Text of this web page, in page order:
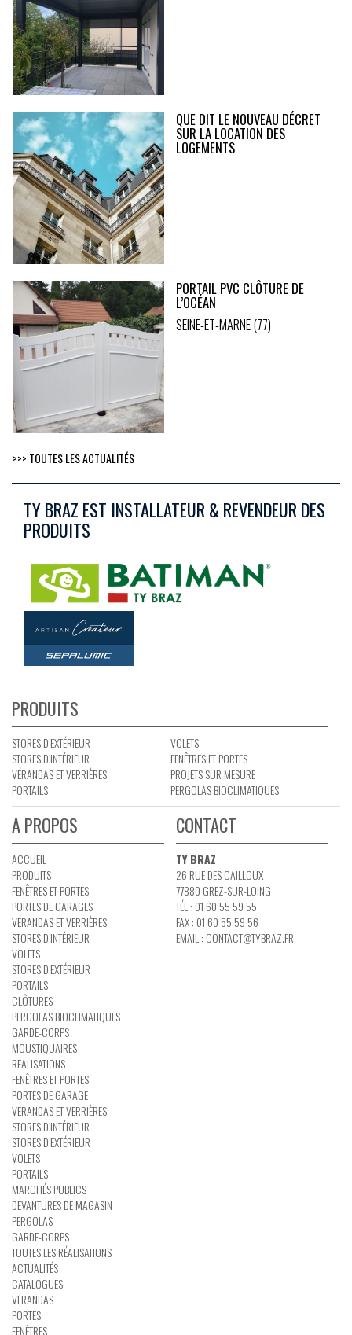
QUE DIT LE NOUVEAU DÉCRET
SUR LA LOCATION DES
LOGEMENTS
PORTAIL PVC CLÔTURE DE
L’OCÉAN
SEINE-ET-MARNE (77)
>>> TOUTES LES ACTUALITÉS
TY BRAZ EST INSTALLATEUR & REVENDEUR DES
PRODUITS
PRODUITS
STORES D’EXTÉRIEUR
STORES D’INTÉRIEUR
VÉRANDAS ET VERRIÈRES
PORTAILS
VOLETS
FENÊTRES ET PORTES
PROJETS SUR MESURE
PERGOLAS BIOCLIMATIQUES
A PROPOS
ACCUEIL
PRODUITS
FENÊTRES ET PORTES
PORTES DE GARAGES
VÉRANDAS ET VERRIÈRES
STORES D’INTÉRIEUR
VOLETS
STORES D’EXTÉRIEUR
PORTAILS
CLÔTURES
PERGOLAS BIOCLIMATIQUES
GARDE-CORPS
MOUSTIQUAIRES
RÉALISATIONS
FENÊTRES ET PORTES
PORTES DE GARAGE
VERANDAS ET VERRIÈRES
STORES D’INTÉRIEUR
STORES D’EXTÉRIEUR
VOLETS
PORTAILS
MARCHÉS PUBLICS
DEVANTURES DE MAGASIN
PERGOLAS
GARDE-CORPS
TOUTES LES RÉALISATIONS
ACTUALITÉS
CATALOGUES
VÉRANDAS
PORTES
FENÊTRES
CONTACT
TY BRAZ
26 RUE DES CAILLOUX
77880 GREZ-SUR-LOING
TÉL : 01 60 55 59 55
FAX : 01 60 55 59 56
EMAIL : CONTACT@TYBRAZ.FR